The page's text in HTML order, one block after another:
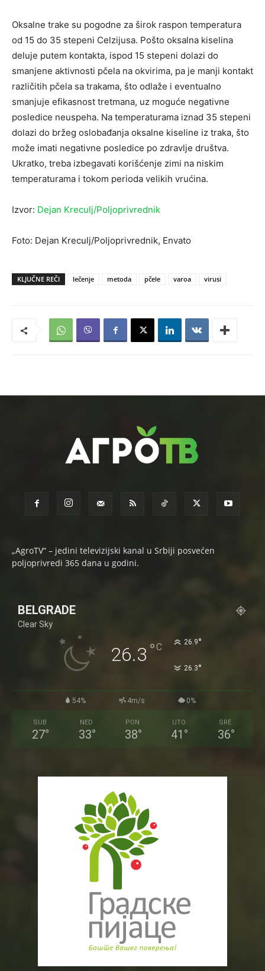
Oksalne trake su pogodne za širok raspon temperatura
od 15 do 35 stepeni Celzijusa. Pošto oksalna kiselina
deluje putem kontakta, ispod 15 stepeni dolazi do
smanjene aktivnosti pčela na okvirima, pa je manji kontakt
različitih pčela sa trakama, što odlaže i eventualno
smanjuje efikasnost tretmana, uz moguće negativne
posledice neuspeha. Na temperaturama iznad 35 stepeni
dolazi do bržeg oslobađanja oksalne kiseline iz traka, što
može imati negativne posledice po zdravlje društva.
Ukratko, treba izbegavati korišćenje zimi na niskim
temperaturama i tokom perioda velikih vrućina.
Izvor: Dejan Kreculj/Poljoprivrednik
Foto: Dejan Kreculj/Poljoprivrednik, Envato
KLJUČNE REČI lečenje metoda pčele varoa virusi
„AgroTV“ – jedini televizijski kanal u Srbiji posvećen
poljoprivredi 365 dana u godini.
BELGRADE
Clear Sky
26.3 °C 26.9°
26.3°
54% 4m/s 0%
SUB
27°
NED
33°
PON
38°
UTO
41 °
SRE
36°